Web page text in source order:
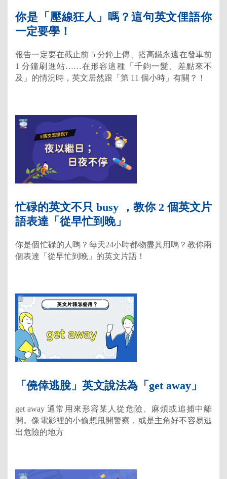
你是「壓線狂人」嗎？這句英文俚語你
一定要學！
報告一定要在截止前 5 分鐘上傳、搭高鐵永遠在發車前
1 分鐘刷進站……在形容這種「千鈞一髮、差點來不
及」的情況時，英文居然跟「第 11 個小時」有關？！
忙碌的英文不只 busy ，教你 2 個英文片
語表達「從早忙到晚」
你是個忙碌的人嗎？每天24小時都物盡其用嗎？教你兩
個表達「從早忙到晚」的英文片語！
「僥倖逃脫」英文說法為「get away」
get away 通常用來形容某人從危險、麻煩或追捕中離
開。像電影裡的小偷想甩開警察，或是主角好不容易逃
出危險的地方